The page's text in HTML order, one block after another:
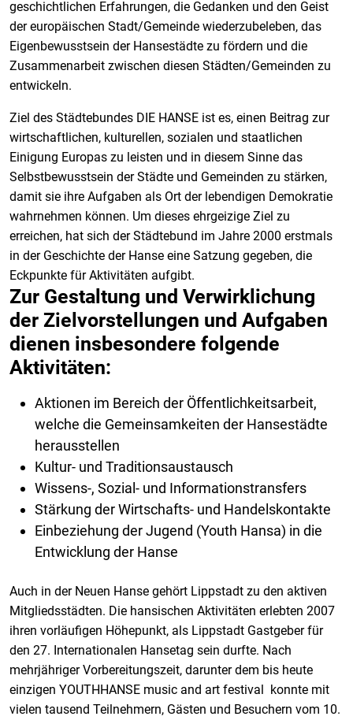
geschichtlichen Erfahrungen, die Gedanken und den Geist
der europäischen Stadt/Gemeinde wiederzubeleben, das
Eigenbewusstsein der Hansestädte zu fördern und die
Zusammenarbeit zwischen diesen Städten/Gemeinden zu
entwickeln.
Ziel des Städtebundes DIE HANSE ist es, einen Beitrag zur
wirtschaftlichen, kulturellen, sozialen und staatlichen
Einigung Europas zu leisten und in diesem Sinne das
Selbstbewusstsein der Städte und Gemeinden zu stärken,
damit sie ihre Aufgaben als Ort der lebendigen Demokratie
wahrnehmen können. Um dieses ehrgeizige Ziel zu
erreichen, hat sich der Städtebund im Jahre 2000 erstmals
in der Geschichte der Hanse eine Satzung gegeben, die
Eckpunkte für Aktivitäten aufgibt.
Zur Gestaltung und Verwirklichung
der Zielvorstellungen und Aufgaben
dienen insbesondere folgende
Aktivitäten:
Aktionen im Bereich der Öffentlichkeitsarbeit,
welche die Gemeinsamkeiten der Hansestädte
herausstellen
Kultur- und Traditionsaustausch
Wissens-, Sozial- und Informationstransfers
Stärkung der Wirtschafts- und Handelskontakte
Einbeziehung der Jugend (Youth Hansa) in die
Entwicklung der Hanse
Auch in der Neuen Hanse gehört Lippstadt zu den aktiven
Mitgliedsstädten. Die hansischen Aktivitäten erlebten 2007
ihren vorläufigen Höhepunkt, als Lippstadt Gastgeber für
den 27. Internationalen Hansetag sein durfte. Nach
mehrjähriger Vorbereitungszeit, darunter dem bis heute
einzigen YOUTHHANSE music and art festival konnte mit
vielen tausend Teilnehmern, Gästen und Besuchern vom 10.